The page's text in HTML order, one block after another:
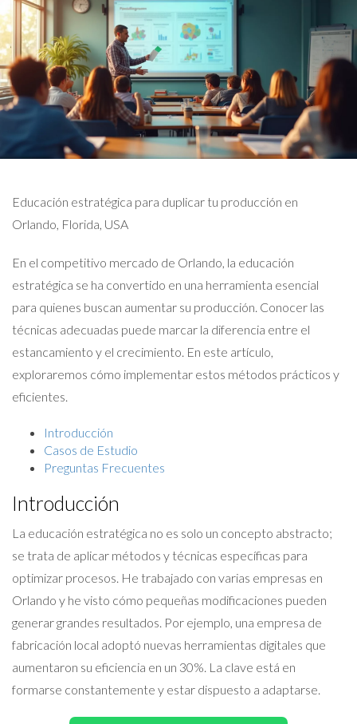
Educación estratégica para duplicar tu producción en
Orlando, Florida, USA
En el competitivo mercado de Orlando, la educación
estratégica se ha convertido en una herramienta esencial
para quienes buscan aumentar su producción. Conocer las
técnicas adecuadas puede marcar la diferencia entre el
estancamiento y el crecimiento. En este artículo,
exploraremos cómo implementar estos métodos prácticos y
eficientes.
Introducción
Casos de Estudio
Preguntas Frecuentes
Introducción
La educación estratégica no es solo un concepto abstracto;
se trata de aplicar métodos y técnicas específicas para
optimizar procesos. He trabajado con varias empresas en
Orlando y he visto cómo pequeñas modificaciones pueden
generar grandes resultados. Por ejemplo, una empresa de
fabricación local adoptó nuevas herramientas digitales que
aumentaron su eficiencia en un 30%. La clave está en
formarse constantemente y estar dispuesto a adaptarse.